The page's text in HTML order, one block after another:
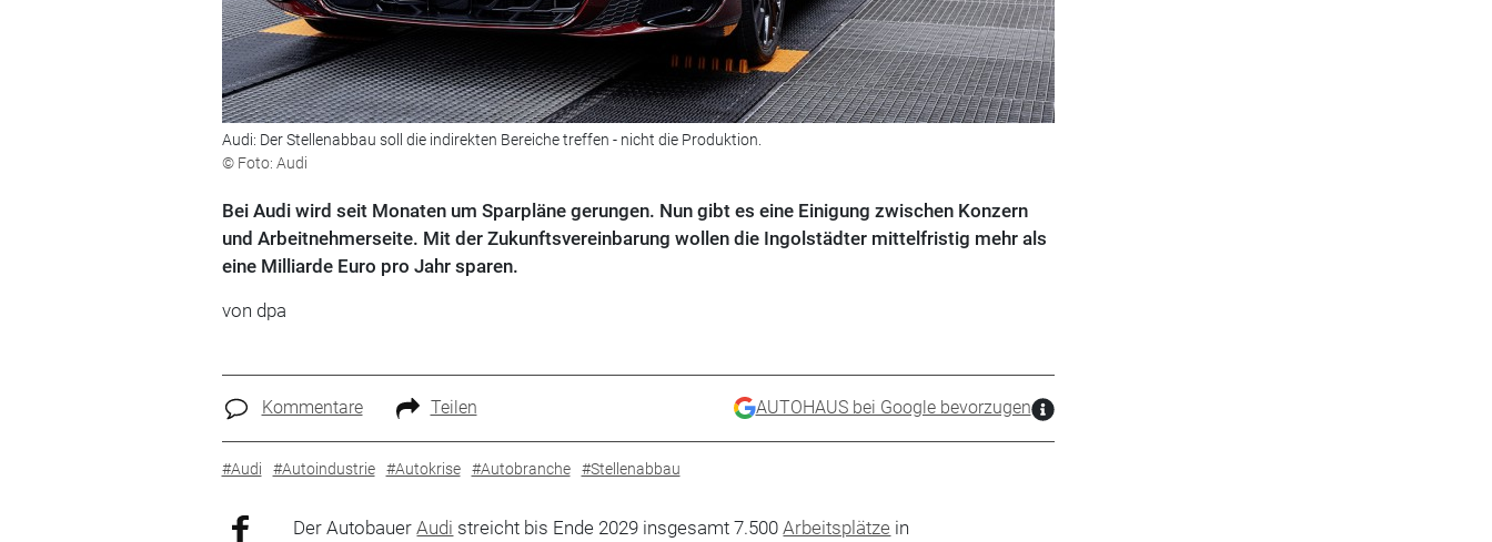
Audi: Der Stellenabbau soll die indirekten Bereiche treffen - nicht die Produktion.
© Foto: Audi
Bei Audi wird seit Monaten um Sparpläne gerungen. Nun gibt es eine Einigung zwischen Konzern
und Arbeitnehmerseite. Mit der Zukunftsvereinbarung wollen die Ingolstädter mittelfristig mehr als
eine Milliarde Euro pro Jahr sparen.
von dpa
Kommentare Teilen AUTOHAUS bei Google bevorzugen
#Audi #Autoindustrie #Autokrise #Autobranche #Stellenabbau
Der AutobauerAudi streicht bis Ende 2029 insgesamt 7.500Arbeitsplätze in